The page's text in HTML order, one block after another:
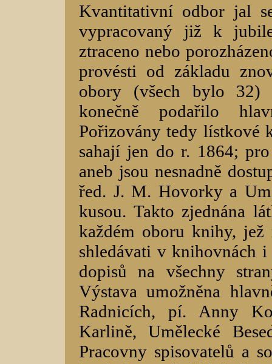
Kvantitativní odbor jal
vypracovaný již k
ztraceno nebo
provésti od základu
obory (všech bylo 32)
konečně podařilo
Pořizovány tedy lístkové
sahají jen do r. 1864;
aneb jsou nesnadně
řed. J. M. Hovorky a
kusou. Takto zjednána
každém oboru knihy,
shledávati v knihovnách
dopisů na všechny
Výstava umožněna
Radnicích, pí. Anny
Karlině, Umělecké
Pracovny spisovatelů a